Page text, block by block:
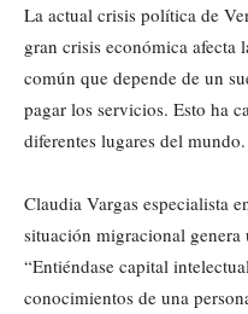
La actual crisis política de
gran crisis económica afecta
común que depende de un
pagar los servicios. Esto ha
diferentes lugares del mundo.
Claudia Vargas especialista
situación migracional
“Entiéndase capital
conocimientos de una